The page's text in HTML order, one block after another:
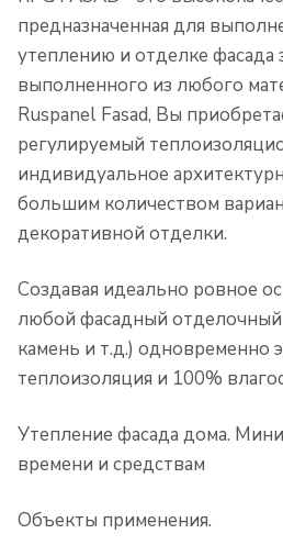
предназначенная для
утеплению и отделке фасада
выполненного из любого
Ruspanel Fasad, Вы
регулируемый
индивидуальное
большим количеством
декоративной отделки.
Создавая идеально ровное
любой фасадный отделочный
камень и т.д.) одновременно
теплоизоляция и 100%
Утепление фасада дома.
времени и средствам
Объекты применения.